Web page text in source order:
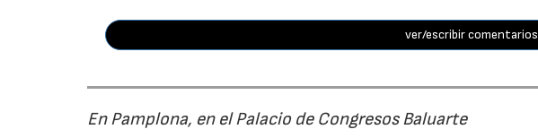
ver/escribir comentarios
En Pamplona, en el Palacio de Congresos Baluarte